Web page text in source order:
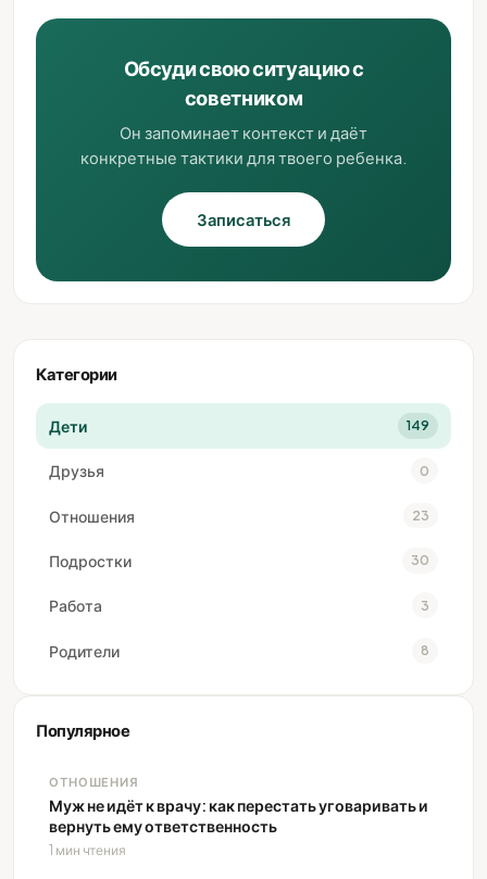
Обсуди свою ситуацию с
советником
Он запоминает контекст и даёт
конкретные тактики для твоего ребенка.
Записаться
Категории
Дети 149
Друзья 0
Отношения 23
Подростки 30
Работа 3
Родители 8
Популярное
ОТНОШЕНИЯ
Муж не идёт к врачу: как перестать уговаривать и
вернуть ему ответственность
1 мин чтения